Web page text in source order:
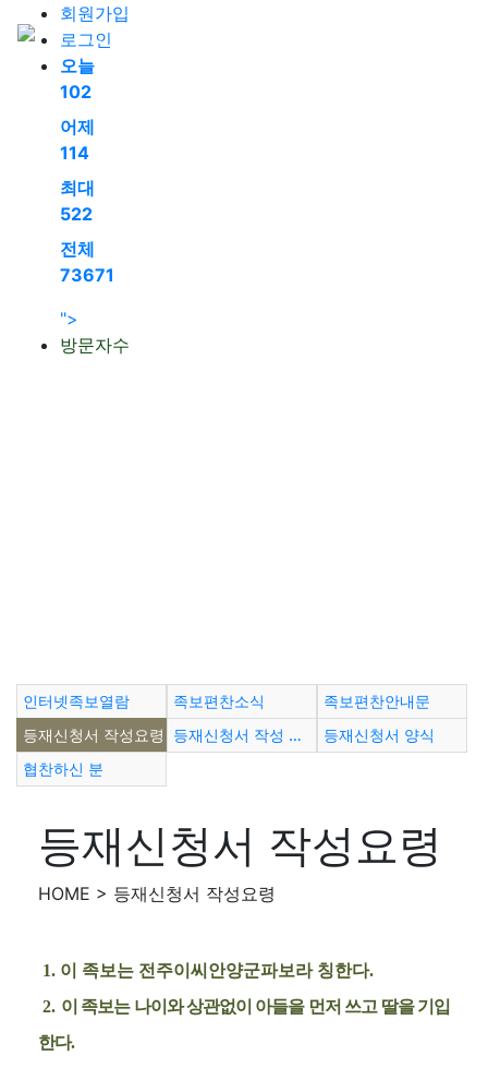
회원가입
로그인
오늘
102
어제
114
최대
522
전체
73671
">
방문자수
인터넷족보열람 족보편찬소식
족보편찬안내문
등재신청서 작성요령
등재신청서 작성 견본
등재신청서 양식
협찬하신 분
등재신청서 작성요령
HOME > 등재신청서 작성요령
1. 이 족보는 전주이씨안양군파보라 칭한다.
2. 이 족보는 나이와 상관없이 아들을 먼저 쓰고 딸을 기입
한다.